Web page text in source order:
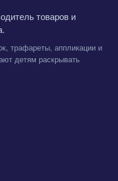
товаров и
трафареты, аппликации и
детям раскрывать